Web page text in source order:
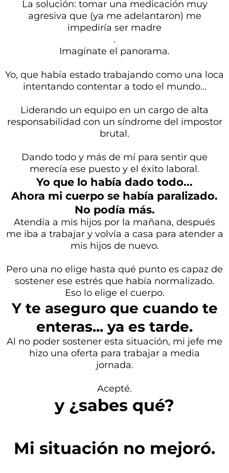
La solución: tomar una medicación muy
agresiva que (ya me adelantaron) me
impediría ser madre
.
Imagínate el panorama.
Yo, que había estado trabajando como una loca
intentando contentar a todo el mundo...
Liderando un equipo en un cargo de alta
responsabilidad con un síndrome del impostor
brutal.
Dando todo y más de mí para sentir que
merecía ese puesto y el éxito laboral.
Yo que lo había dado todo...
Ahora mi cuerpo se había paralizado.
No podía más.
Atendía a mis hijos por la mañana, después
me iba a trabajar y volvía a casa para atender a
mis hijos de nuevo.
Pero una no elige hasta qué punto es capaz de
sostener ese estrés que había normalizado.
Eso lo elige el cuerpo.
Y te aseguro que cuando te
enteras... ya es tarde.
Al no poder sostener esta situación, mi jefe me
hizo una oferta para trabajar a media
jornada.
Acepté.
y ¿sabes qué?
Mi situación no mejoró.